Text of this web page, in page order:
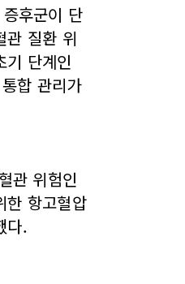
후군이 단
관 질환 위
기 단계인
합 관리가
관 위험인
한 항고혈압
다.